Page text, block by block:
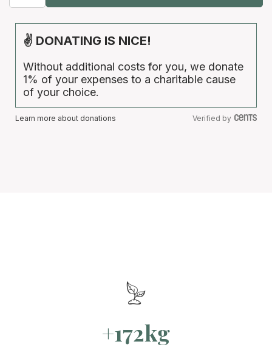
✌ DONATING IS NICE!
Without additional costs for you, we donate
1% of your expenses to a charitable cause
of your choice.
Learn more about donations Verified by
+172kg